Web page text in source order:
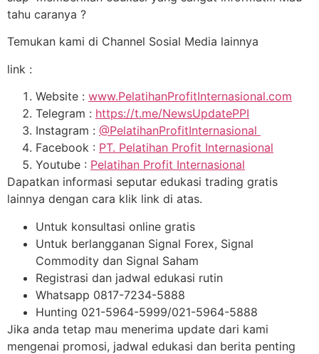
tahu caranya ?
Temukan kami di Channel Sosial Media lainnya
link :
Website : www.PelatihanProfitInternasional.com
Telegram : https://t.me/NewsUpdatePPI
Instagram : @PelatihanProfitInternasional
Facebook : PT. Pelatihan Profit Internasional
Youtube : Pelatihan Profit Internasional
Dapatkan informasi seputar edukasi trading gratis
lainnya dengan cara klik link di atas.
Untuk konsultasi online gratis
Untuk berlangganan Signal Forex, Signal
Commodity dan Signal Saham
Registrasi dan jadwal edukasi rutin
Whatsapp 0817-7234-5888
Hunting 021-5964-5999/021-5964-5888
Jika anda tetap mau menerima update dari kami
mengenai promosi, jadwal edukasi dan berita penting